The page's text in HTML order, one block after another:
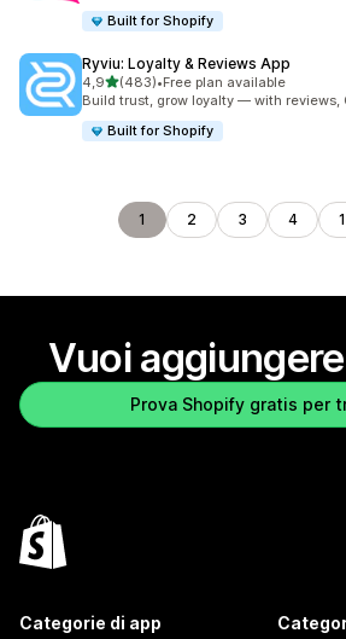
Built for Shopify
Ryviu: Loyalty & Reviews App
4,9stelle su 5
(483)
483 recensioni totali
•Free plan available
Build trust, grow loyalty — with reviews,
Built for Shopify
1 2 3 4
Vuoi aggiungere
Prova Shopify gratis per
Categorie di app